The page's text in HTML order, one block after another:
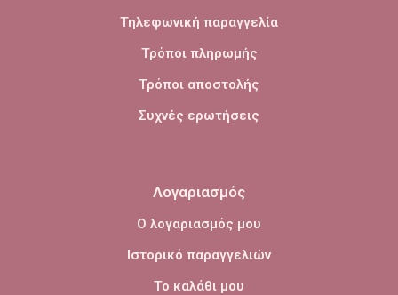
Τηλεφωνική παραγγελία
Τρόποι πληρωμής
Τρόποι αποστολής
Συχνές ερωτήσεις
Λογαριασμός
Ο λογαριασμός μου
Ιστορικό παραγγελιών
Το καλάθι μου